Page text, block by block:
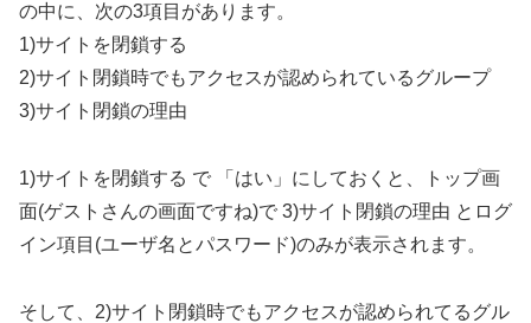
の中に、次の3項目があります。
1)サイトを閉鎖する
2)サイト閉鎖時でもアクセスが認められているグループ
3)サイト閉鎖の理由
1)サイトを閉鎖する で 「はい」にしておくと、トップ画
面(ゲストさんの画面ですね)で 3)サイト閉鎖の理由 とログ
イン項目(ユーザ名とパスワード)のみが表示されます。
そして、2)サイト閉鎖時でもアクセスが認められてるグル